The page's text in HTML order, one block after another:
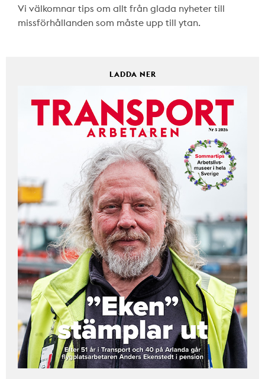
Vi välkomnar tips om allt från glada nyheter till
missförhållanden som måste upp till ytan.
LADDA NER